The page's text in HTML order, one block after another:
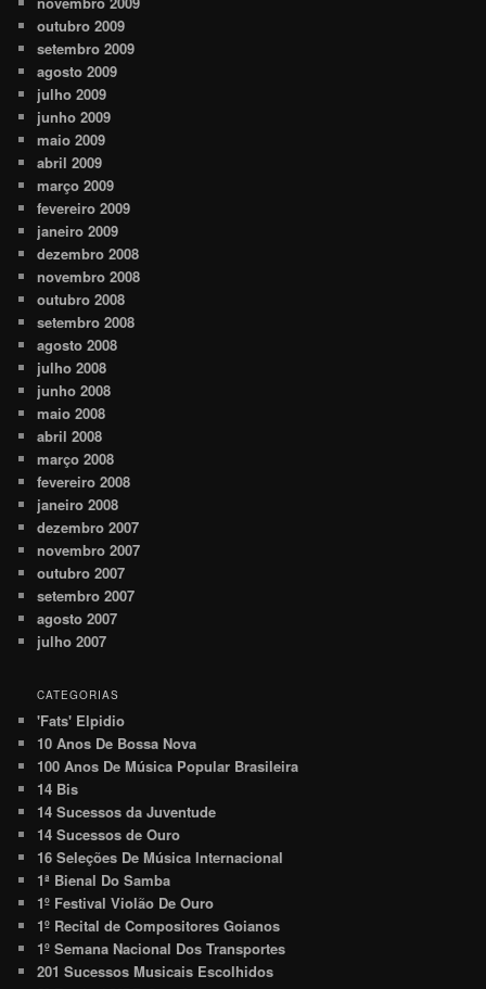
outubro 2009
setembro 2009
agosto 2009
julho 2009
junho 2009
maio 2009
abril 2009
março 2009
fevereiro 2009
janeiro 2009
dezembro 2008
novembro 2008
outubro 2008
setembro 2008
agosto 2008
julho 2008
junho 2008
maio 2008
abril 2008
março 2008
fevereiro 2008
janeiro 2008
dezembro 2007
novembro 2007
outubro 2007
setembro 2007
agosto 2007
julho 2007
CATEGORIAS
'Fats' Elpidio
10 Anos De Bossa Nova
100 Anos De Música Popular Brasileira
14 Bis
14 Sucessos da Juventude
14 Sucessos de Ouro
16 Seleções De Música Internacional
1ª Bienal Do Samba
1º Festival Violão De Ouro
1º Recital de Compositores Goianos
1º Semana Nacional Dos Transportes
201 Sucessos Musicais Escolhidos